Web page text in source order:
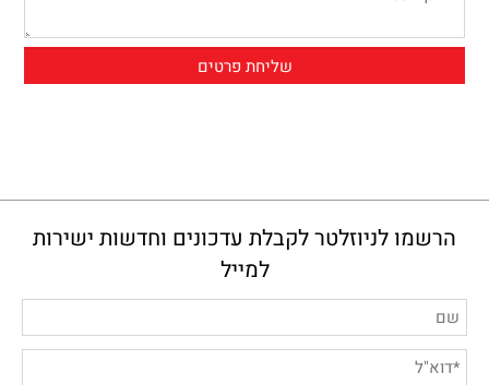
הרשמו לניוזלטר לקבלת עדכונים וחדשות ישירות
למייל